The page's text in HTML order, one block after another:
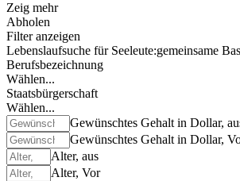
Zeig mehr
Abholen
Filter anzeigen
Lebenslaufsuche für Seeleute:gemeinsame
Berufsbezeichnung
Wählen...
Staatsbürgerschaft
Wählen...
Gewünschtes Gehalt in Dollar,
Gewünschtes Gehalt in Dollar,
Alter, aus
Alter, Vor